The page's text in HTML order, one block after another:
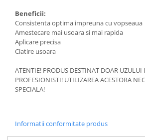
Beneficii:
Consistenta optima impreuna cu vopseaua
Amestecare mai usoara si mai rapida
Aplicare precisa
Clatire usoara
ATENTIE! PRODUS DESTINAT DOAR UZULUI
PROFESIONISTI! UTILIZAREA ACESTORA
SPECIALA!
Informatii conformitate produs